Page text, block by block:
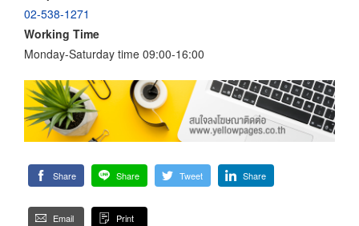
02-538-1271
Working Time
Monday-Saturday time 09:00-16:00
Share Share Tweet Share
Email Print